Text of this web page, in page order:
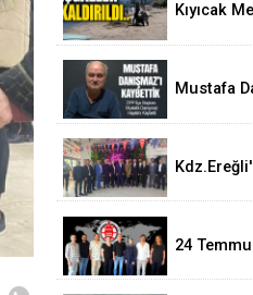
Kıyıcak
son verildi
Mustafa
24